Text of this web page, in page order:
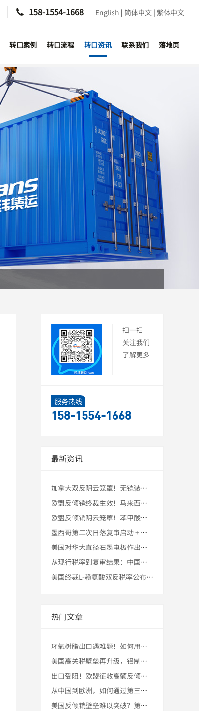
 158-1554-1668 English | 简体中文 | 繁体中文
转口案例 转口流程 转口资讯 联系我们 落地页
扫一扫
关注我们
了解更多
服务热线
158-1554-1668
最新资讯
加拿大双反阴云笼罩！无铠装建筑电缆初裁最高225.9%税，中
欧盟反倾销终裁生效！马来西亚转口为聚酰胺纱线出口提供缓冲空间
欧盟反倾销阴云笼罩！苯甲酸钠初裁最高116.4%税，中国出口
墨西哥第二次日落复审启动 + 对华钢盘条关税壁垒升级 + 马
美国对华大直径石墨电极作出反补贴初裁！马来西亚转口为出口提供
从现行税率到复审结果：中国无缝合金钢瓶出口如何通过第三国转口
美国终裁L-赖氨酸双反税率公布！马来西亚转口贸易为出口提供合
热门文章
环氧树脂出口遇难题！如何用马来西亚转口“曲线救国”再战美国市
美国高关税壁垒再升级，铝制电线电缆出口商如何突围求生？
出口受阻！欧盟征收高额反倾销税，转口贸易竟让中国企业成功突围
从中国到欧洲，如何通过第三国转口贸易规避欧盟反倾销壁垒，实现
美国反倾销壁垒难以突破？第三国转口贸易成五金企业逆袭法宝